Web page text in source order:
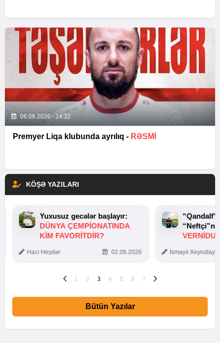
06.08.2026 - 14:32
Premyer Liqa klubunda ayrılıq - RƏSMİ
KÖŞƏ YAZILARI
Yuxusuz gecələr başlayır:
DÜNYA ÇEMPIONATINDA
KIM FAVORITDIR?
Hacı Heydər 02.06.2026 İsmayıl
1 2 3 4 5 6 7
Bütün Yazılar